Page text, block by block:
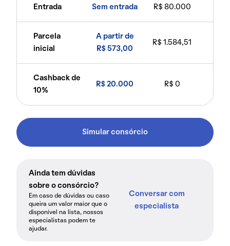
Entrada Sem entrada R$ 80.000
Parcela
inicial
A partir de
R$ 573,00
R$ 1.584,51
Cashback de
10%
R$ 20.000 R$ 0
Simular consórcio
Ainda tem dúvidas
sobre o consórcio?
Em caso de dúvidas ou caso
queira um valor maior que o
disponível na lista, nossos
especialistas podem te
ajudar.
Conversar com
especialista